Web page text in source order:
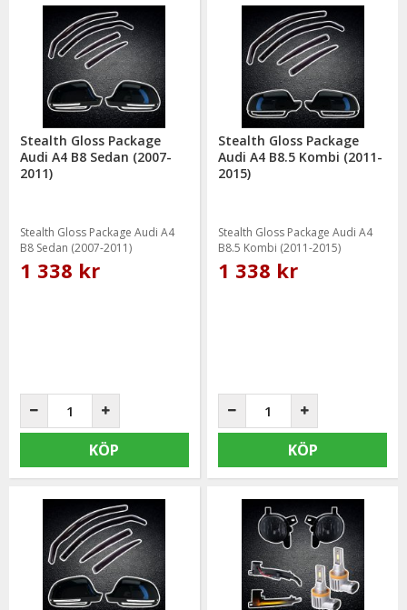
Stealth Gloss Package
Audi A4 B8 Sedan (2007-
2011)
Stealth Gloss Package Audi A4
B8 Sedan (2007-2011)
1 338 kr
KÖP
Stealth Gloss Package
Audi A4 B8.5 Kombi (2011-
2015)
Stealth Gloss Package Audi A4
B8.5 Kombi (2011-2015)
1 338 kr
KÖP